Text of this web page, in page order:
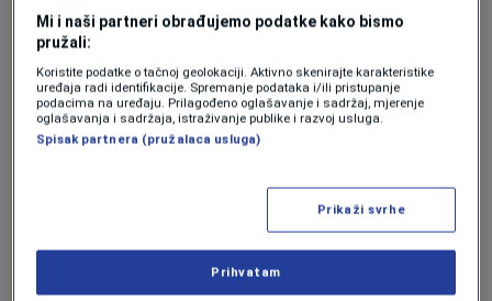
Područje oko vojnog aerodroma u blizini
Damaska ​​bombardirano je u petak, prema ista
dva izvora.
OSDH je posebno naznačio da je “gađano
područje vojne zračne luke Mazzé, zapadno od
glavnog grada Damaska”, ne navodeći tko je bio
izvor ovog “raketnog” napada. “Tamo su
Mi i naši partneri obrađujemo podatke kako bismo
pružali:
Koristite podatke o tačnoj geolokaciji. Aktivno skenirajte karakteristike
uređaja radi identifikacije. Spremanje podataka i/ili pristupanje
podacima na uređaju. Prilagođeno oglašavanje i sadržaj, mjerenje
oglašavanja i sadržaja, istraživanje publike i razvoj usluga.
Spisak partnera (pružalaca usluga)
Prikaži svrhe
Prihvatam